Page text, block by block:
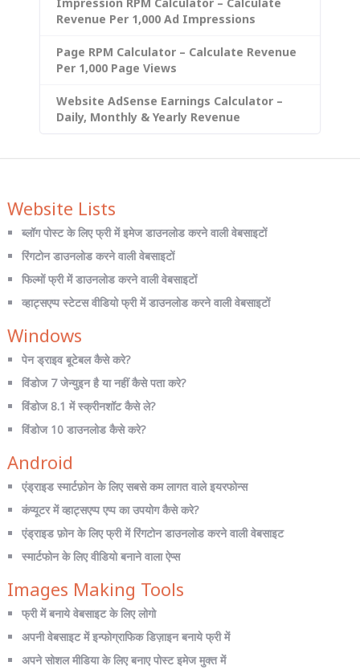
Revenue Per 1,000 Ad Impressions
Page RPM Calculator – Calculate Revenue
Per 1,000 Page Views
Website AdSense Earnings Calculator –
Daily, Monthly & Yearly Revenue
Website Lists
ब्लॉग पोस्ट के लिए फ्री में इमेज डाउनलोड करने वाली वेबसाइटों
रिंगटोन डाउनलोड करने वाली वेबसाइटों
फिल्मों फ्री में डाउनलोड करने वाली वेबसाइटों
व्हाट्सएप्प स्टेटस वीडियो फ्री में डाउनलोड करने वाली वेबसाइटों
Windows
पेन ड्राइव बूटेबल कैसे करे?
विंडोज 7 जेन्युइन है या नहीं कैसे पता करे?
विंडोज 8.1 में स्क्रीनशॉट कैसे ले?
विंडोज 10 डाउनलोड कैसे करे?
Android
एंड्राइड स्मार्टफ़ोन के लिए सबसे कम लागत वाले इयरफोन्स
कंप्यूटर में व्हाट्सएप्प एप्प का उपयोग कैसे करे?
एंड्राइड फ़ोन के लिए फ्री में रिंगटोन डाउनलोड करने वाली वेबसाइट
स्मार्टफोन के लिए वीडियो बनाने वाला ऐप्स
Images Making Tools
फ्री में बनाये वेबसाइट के लिए लोगो
अपनी वेबसाइट में इन्फोग्राफिक डिज़ाइन बनाये फ्री में
अपने सोशल मीडिया के लिए बनाए पोस्ट इमेज मुक्त में